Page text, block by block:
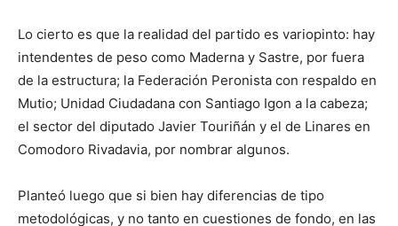
Lo cierto es que la realidad del partido es variopinto: hay
intendentes de peso como Maderna y Sastre, por fuera
de la estructura; la Federación Peronista con respaldo en
Mutio; Unidad Ciudadana con Santiago Igon a la cabeza;
el sector del diputado Javier Touriñán y el de Linares en
Comodoro Rivadavia, por nombrar algunos.
Planteó luego que si bien hay diferencias de tipo
metodológicas, y no tanto en cuestiones de fondo, en las